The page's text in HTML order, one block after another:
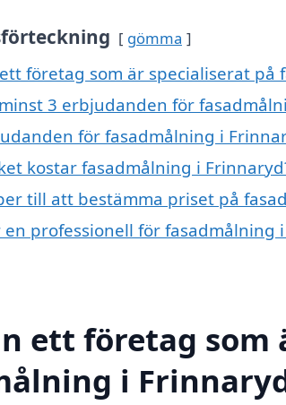
gömma
företag som är specialiserat
3 erbjudanden för
för fasadmålning i
kostar fasadmålning i
till att bestämma priset på
en professionell för
ett företag som
i